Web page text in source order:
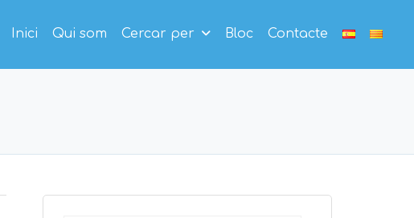
Inici Qui som Cercar per Bloc Contacte